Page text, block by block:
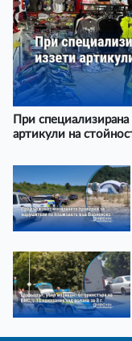
При
артикули на